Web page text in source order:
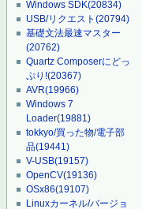
Windows SDK(20834)
USB/リクエスト(20794)
基礎文法最速マスター
(20762)
Quartz Composerにどっ
ぷり!(20367)
AVR(19966)
Windows 7
Loader(19881)
tokkyo/買った物/電子部
品(19441)
V-USB(19157)
OpenCV(19136)
OSx86(19107)
Linuxカーネル/バージョ